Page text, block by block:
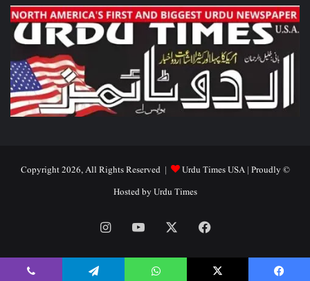
© Copyright 2026, All Rights Reserved |
Urdu Times USA| Proudly
Hosted byUrdu Times
Facebook
YouTube